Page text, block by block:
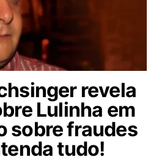
revela
Lulinha em
sobre fraudes
tudo!